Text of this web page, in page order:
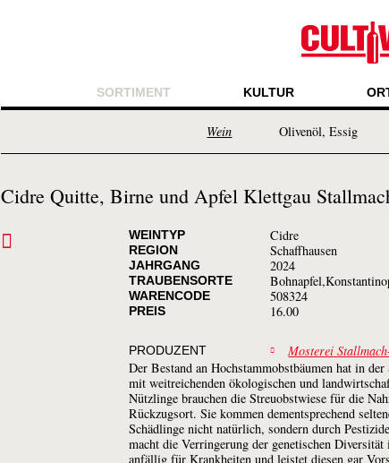
SORTIMENT KULTUR
Wein Olivenöl, Essig
Cidre Quitte, Birne und Apfel Klettgau
WEINTYP Cidre
REGION Schaffhausen
JAHRGANG 2024
TRAUBENSORTE
WARENCODE 508324
PREIS 16.00
PRODUZENT
Mosterei
Der Bestand an Hochstammobstbäumen hat in
mit weitreichenden ökologischen und
Nützlinge brauchen die Streuobstwiese für die
Rückzugsort. Sie kommen dementsprechend
Schädlinge nicht natürlich, sondern durch
macht die Verringerung der genetischen
anfällig für Krankheiten und leistet diesen gar